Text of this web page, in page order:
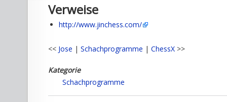
Verweise
http://www.jinchess.com/
<< Jose | Schachprogramme | ChessX >>
Kategorie
Schachprogramme